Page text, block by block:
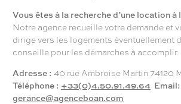
Vous êtes à la recherche d’une location à
Notre agence recueille votre demande et
dirige vers les logements éventuellement
conseille pour les démarches à accomplir.
Adresse : 40 rue Ambroise Martin 74120
Téléphone : +33(0)4.50.91.49.64 Email:
gerance@agenceboan.com